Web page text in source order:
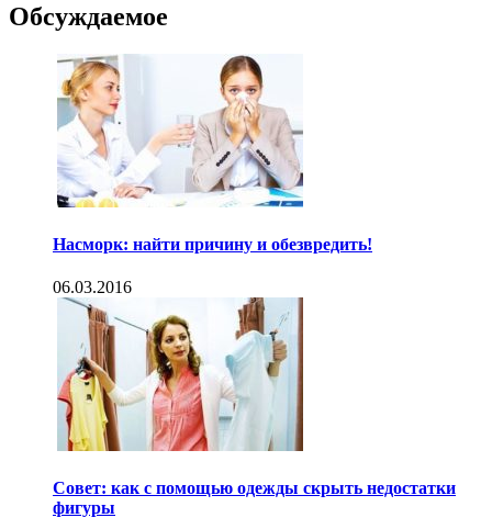
Обсуждаемое
Насморк: найти причину и обезвредить!
06.03.2016
Совет: как с помощью одежды скрыть недостатки
фигуры